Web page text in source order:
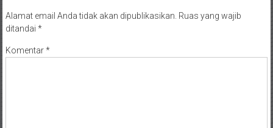
Alamat email Anda tidak akan dipublikasikan. Ruas yang wajib
ditandai *
Komentar*